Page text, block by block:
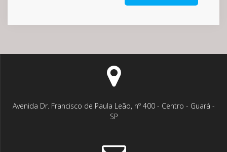
Avenida Dr. Francisco de Paula Leão, nº 400 - Centro - Guará -
SP